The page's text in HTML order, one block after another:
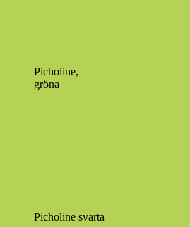
Picholine,
gröna
Picholine svarta